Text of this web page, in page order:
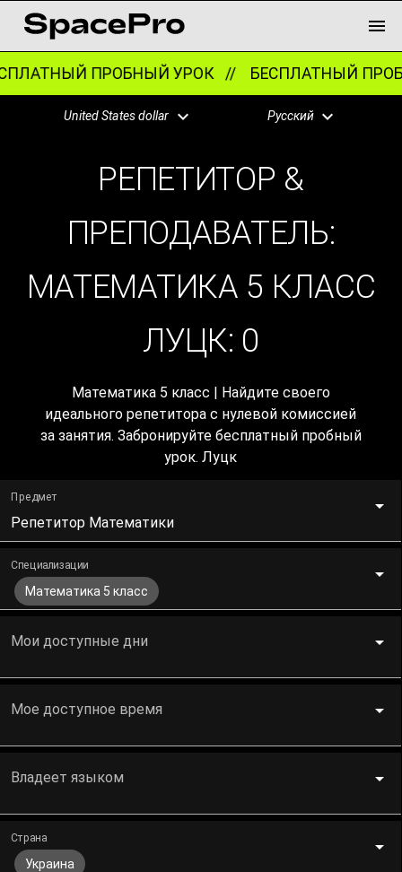
ПРОБНЫЙ УРОК // БЕСПЛАТНЫЙ
United States dollar Русский
РЕПЕТИТОР &
ПРЕПОДАВАТЕЛЬ:
МАТЕМАТИКА 5 КЛАСС
ЛУЦК: 0
Математика 5 класс | Найдите своего
идеального репетитора с нулевой комиссией
за занятия. Забронируйте бесплатный пробный
урок. Луцк
Предмет
Репетитор Математики
Специализации
Математика 5 класс
Мои доступные дни
Мое доступное время
Владеет языком
Страна
Украина